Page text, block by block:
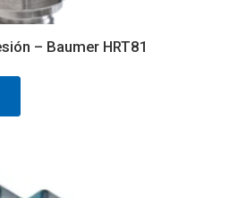
– Baumer HRT81